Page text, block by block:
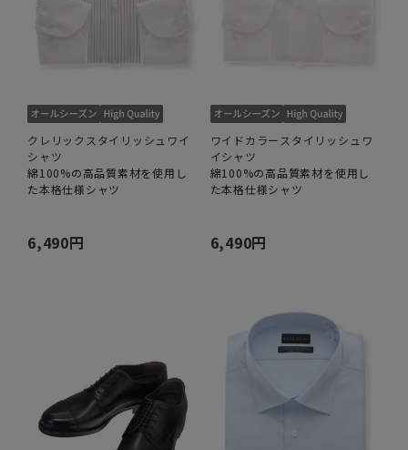
クレリックスタイリッシュワイ
シャツ
綿100%の高品質素材を使用し
た本格仕様シャツ
6,490円
ワイドカラースタイリッシュワ
イシャツ
綿100%の高品質素材を使用し
た本格仕様シャツ
6,490円